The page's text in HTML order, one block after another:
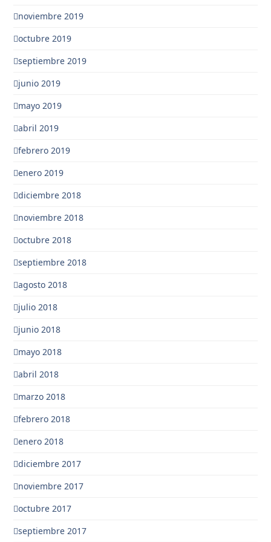
noviembre 2019
octubre 2019
septiembre 2019
junio 2019
mayo 2019
abril 2019
febrero 2019
enero 2019
diciembre 2018
noviembre 2018
octubre 2018
septiembre 2018
agosto 2018
julio 2018
junio 2018
mayo 2018
abril 2018
marzo 2018
febrero 2018
enero 2018
diciembre 2017
noviembre 2017
octubre 2017
septiembre 2017